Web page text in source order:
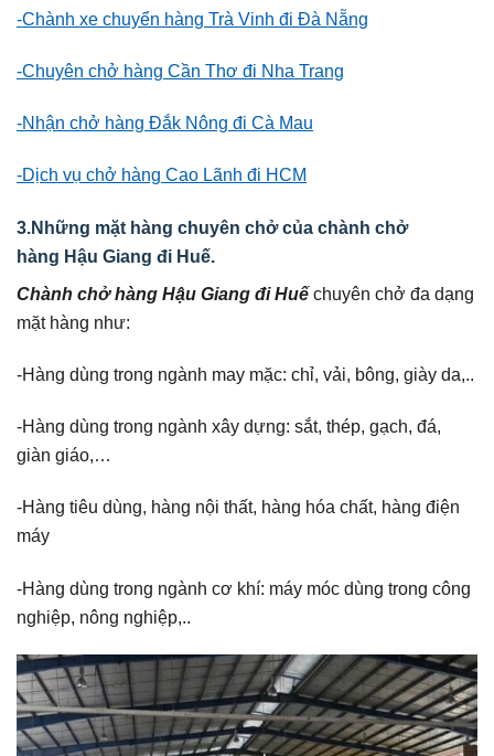
-Chành xe chuyển hàng Trà Vinh đi Đà Nẵng
-Chuyên chở hàng Cần Thơ đi Nha Trang
-Nhận chở hàng Đắk Nông đi Cà Mau
-Dịch vụ chở hàng Cao Lãnh đi HCM
3.Những mặt hàng chuyên chở của chành chở
hàng Hậu Giang đi Huế.
Chành chở hàng Hậu Giang đi Huếchuyên chở đa dạng
mặt hàng như:
-Hàng dùng trong ngành may mặc: chỉ, vải, bông, giày da,..
-Hàng dùng trong ngành xây dựng: sắt, thép, gạch, đá,
giàn giáo,…
-Hàng tiêu dùng, hàng nội thất, hàng hóa chất, hàng điện
máy
-Hàng dùng trong ngành cơ khí: máy móc dùng trong công
nghiệp, nông nghiệp,..